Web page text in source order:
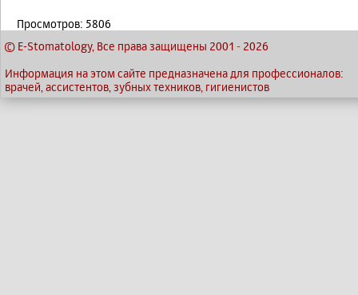
Просмотров: 5806
© E-Stomatology, Все права защищены 2001 - 2026
Информация на этом сайте предназначена для профессионалов:
врачей, ассистентов, зубных техников, гигиенистов